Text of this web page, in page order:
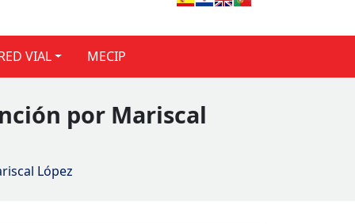
VIAL MECIP
por Mariscal
López